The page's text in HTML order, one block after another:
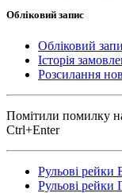
Обліковий запис
Обліковий
Історія
Розсилання
Помітили помилку на
Ctrl+Enter
Рульові
Рульові